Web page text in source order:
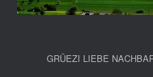
GRÜEZI LIEBE